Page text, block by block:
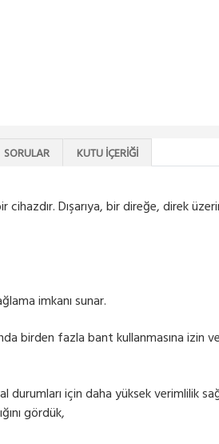
SORULAR KUTU İÇERIĞI
Dışarıya, bir direğe, direk
imkanı sunar.
birden fazla bant kullanmasına izin
durumları için daha yüksek verimlilik
gördük,